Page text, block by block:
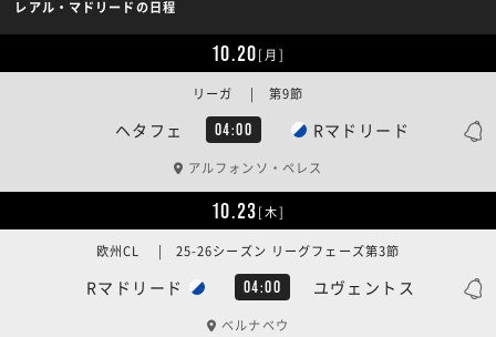
レアル・マドリードの日程
10.20[月]
ヘタフェ 04:00 Rマドリード
リーガ | 第9節
アルフォンソ・ペレス
10.23[木]
Rマドリード 04:00 ユヴェントス
欧州CL | 25-26シーズン リーグフェーズ第3節
ベルナベウ